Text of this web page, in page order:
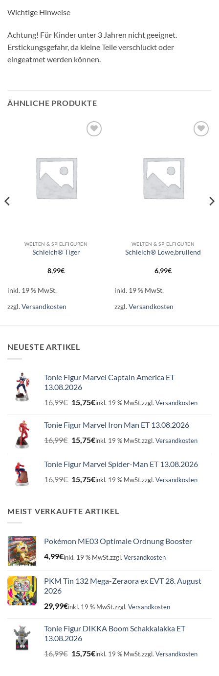
Wichtige Hinweise
Achtung! Für Kinder unter 3 Jahren nicht geeignet.
Erstickungsgefahr, da kleine Teile verschluckt oder
eingeatmet werden können.
ÄHNLICHE PRODUKTE
WELTEN & SPIELFIGUREN
Schleich® Tiger
8,99€
inkl. 19 % MwSt.
zzgl.Versandkosten
WELTEN & SPIELFIGUREN
Schleich® Löwe,brüllend
6,99€
inkl. 19 % MwSt.
zzgl.Versandkosten
NEUESTE ARTIKEL
Tonie Figur Marvel Captain America ET
13.08.2026
16,99€ Ursprünglicher
Preis
16,99€
15,75€Aktueller
15,75€.
inkl. 19 % MwSt.zzgl. Versandkosten
Tonie Figur Marvel Iron Man ET 13.08.2026
16,99€ Ursprünglicher
Preis
16,99€
15,75€Aktueller
15,75€.
inkl. 19 % MwSt.zzgl. Versandkosten
Tonie Figur Marvel Spider-Man ET 13.08.2026
16,99€ Ursprünglicher
Preis
16,99€
15,75€Aktueller
15,75€.
inkl. 19 % MwSt.zzgl. Versandkosten
MEIST VERKAUFTE ARTIKEL
Pokémon ME03 Optimale Ordnung Booster
4,99€inkl. 19 % MwSt.zzgl. Versandkosten
PKM Tin 132 Mega-Zeraora ex EVT 28. August
2026
29,99€inkl. 19 % MwSt.zzgl. Versandkosten
Tonie Figur DIKKA Boom Schakkalakka ET
13.08.2026
16,99€ Ursprünglicher
Preis
15,75€Aktueller
inkl. 19 % MwSt.zzgl. Versandkosten